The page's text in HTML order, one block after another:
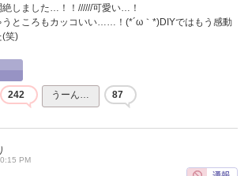
絶しました…！！//////可愛い…！
うところもカッコいい……！(*´ω｀*)DIYではもう感動
(笑)
242 うーん… 87
PM